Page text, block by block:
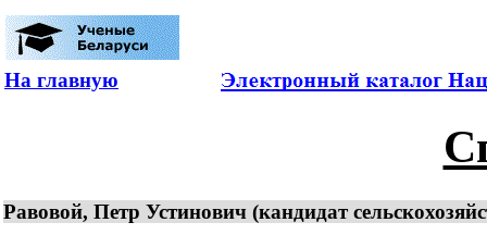
На главную
Равовой, Петр Устинович (кандидат